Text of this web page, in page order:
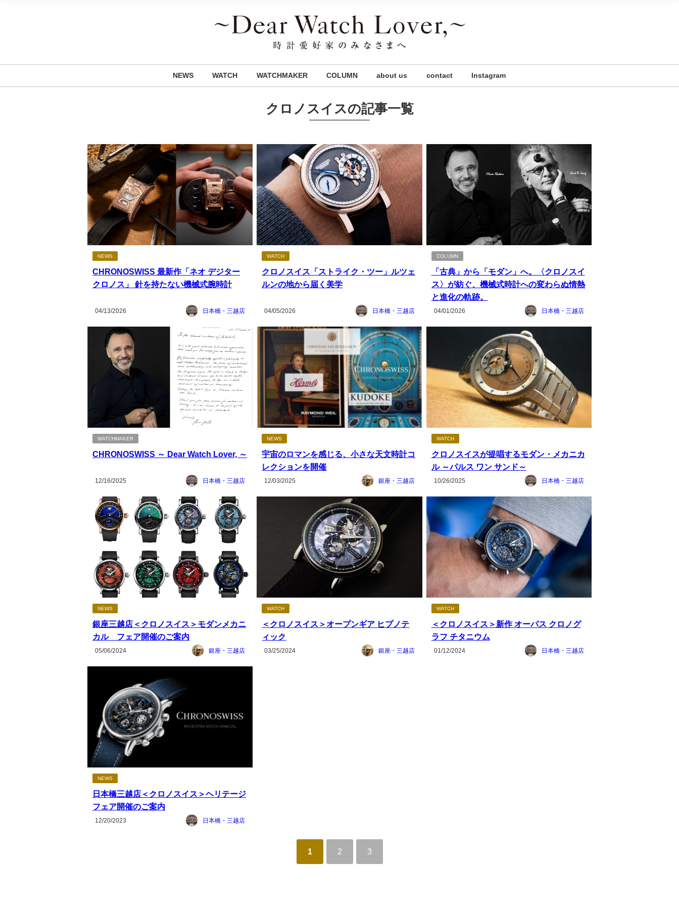
NEWS WATCH WATCHMAKER COLUMN about us contact Instagram
クロノスイスの記事一覧
NEWS
CHRONOSWISS 最新作「ネオ デジター
クロノス」 針を持たない機械式腕時計
04/13/2026 日本橋・三越店
WATCH
クロノスイス「ストライク・ツー」ルツェ
ルンの地から届く美学
04/05/2026 日本橋・三越店
COLUMN
「古典」から「モダン」へ。〈クロノスイ
ス〉が紡ぐ、機械式時計への変わらぬ情熱
と進化の軌跡。
04/01/2026 日本橋・三越店
WATCHMAKER
CHRONOSWISS ～ Dear Watch Lover, ～
12/16/2025 日本橋・三越店
NEWS
宇宙のロマンを感じる、小さな天文時計コ
レクションを開催
12/03/2025 銀座・三越店
WATCH
クロノスイスが提唱するモダン・メカニカ
ル ～パルス ワン サンド～
10/26/2025 日本橋・三越店
NEWS
銀座三越店＜クロノスイス＞モダンメカニ
カル フェア開催のご案内
05/06/2024 銀座・三越店
WATCH
＜クロノスイス＞オープンギア ヒプノテ
ィック
03/25/2024 銀座・三越店
WATCH
＜クロノスイス＞新作 オーパス クロノグ
ラフ チタニウム
01/12/2024 日本橋・三越店
NEWS
日本橋三越店＜クロノスイス＞ヘリテージ
フェア開催のご案内
12/20/2023 日本橋・三越店
1 2 3